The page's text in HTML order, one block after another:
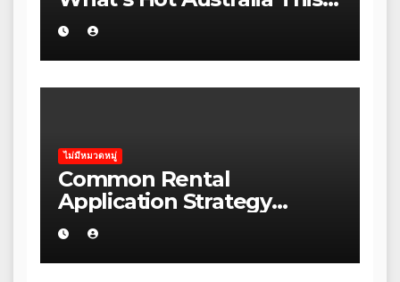
Season
ไม่มีหมวดหมู่
Common Rental
Application Strategy
Mistakes Ecommerce
Sellers Make in Kangaroo
Island